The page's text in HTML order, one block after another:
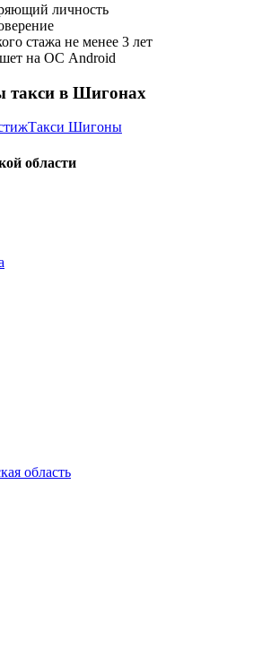
личность
стажа не менее 3 лет
на ОС Android
такси в Шигонах
Такси Шигоны
области
область